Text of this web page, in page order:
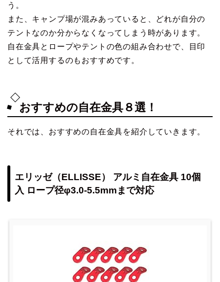
う。
また、キャンプ場が混みあっていると、どれが自分の
テントなのか分からなくなってしまう時があります。
自在金具とロープやテントの色の組み合わせで、目印
として活用するのもおすすめです。
おすすめの自在金具８選！
それでは、おすすめの自在金具を紹介していきます。
エリッゼ（ELLISSE） アルミ自在金具 10個
入 ロープ径φ3.0-5.5mmまで対応